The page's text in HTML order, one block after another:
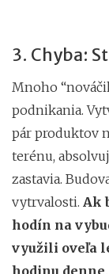
3. Chyba:
Mnoho
podnikania.
pár produktov
terénu,
zastavia.
vytrvalosti. Ak
hodín na
využili oveľa
hodinu